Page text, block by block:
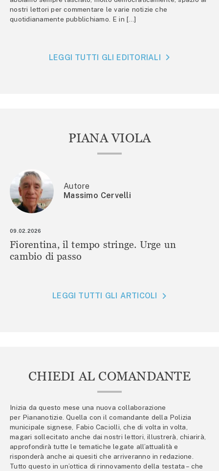
nostri lettori per commentare le varie notizie che
quotidianamente pubblichiamo. E in […]
LEGGI TUTTI GLI EDITORIALI
PIANA VIOLA
Autore
Massimo Cervelli
09.02.2026
Fiorentina, il tempo stringe. Urge un
cambio di passo
LEGGI TUTTI GLI ARTICOLI
CHIEDI AL COMANDANTE
Inizia da questo mese una nuova collaborazione
per Piananotizie. Quella con il comandante della Polizia
municipale signese, Fabio Caciolli, che di volta in volta,
magari sollecitato anche dai nostri lettori, illustrerà, chiarirà,
approfondirà tutte le tematiche legate all’attualità e
risponderà anche ai quesiti che arriveranno in redazione.
Tutto questo in un’ottica di rinnovamento della testata – che